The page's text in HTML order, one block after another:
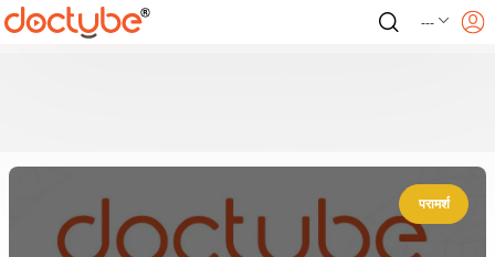
---
परामर्श